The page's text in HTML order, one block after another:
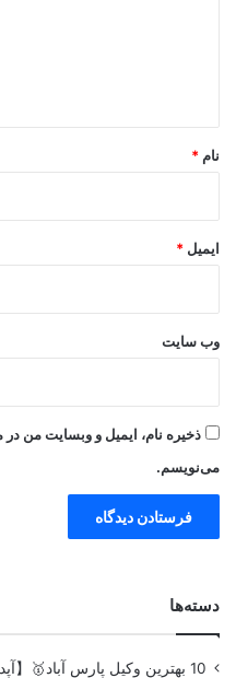
نام *
ایمیل *
وب‌ سایت
ذخیره نام، ایمیل و وبسایت من در
می‌نویسم.
دسته‌ها
10 بهترین وکیل پارس آباد🥇【آپدیت جدید】⚖️